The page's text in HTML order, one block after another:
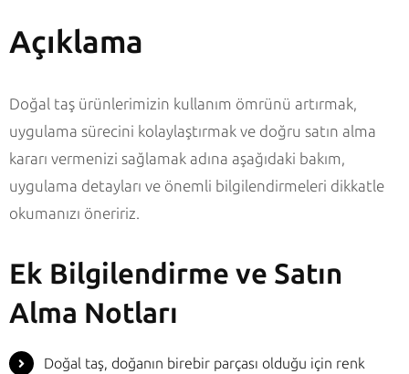
Açıklama
Doğal taş ürünlerimizin kullanım ömrünü artırmak,
uygulama sürecini kolaylaştırmak ve doğru satın alma
kararı vermenizi sağlamak adına aşağıdaki bakım,
uygulama detayları ve önemli bilgilendirmeleri dikkatle
okumanızı öneririz.
Ek Bilgilendirme ve Satın
Alma Notları
Doğal taş, doğanın birebir parçası olduğu için renk